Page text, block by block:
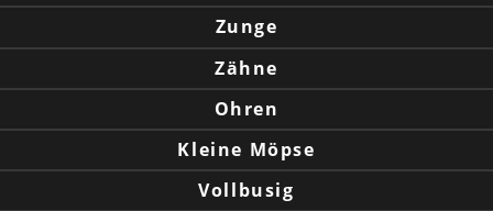
Zunge
Zähne
Ohren
Kleine Möpse
Vollbusig